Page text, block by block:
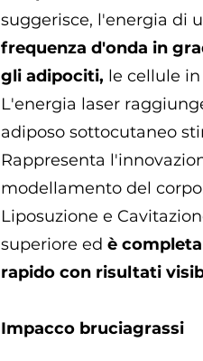
suggerisce, l'energia di
frequenza d'onda in
gli adipociti, le cellule
L'energia laser
adiposo sottocutaneo
Rappresenta
modellamento del
Liposuzione e
superiore ed è
rapido con risultati
Impacco bruciagrassi